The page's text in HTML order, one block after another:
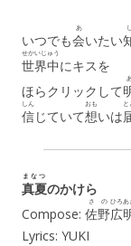
いつでも会
あ
いたい
し
世界中
せかいじゅう
にキスを
ほらクリックして
信
しん
じていて想
おも
いは
と
真夏
まなつ
のかけら
Compose: 佐野
さの
広
ひろあ
Lyrics: YUKI